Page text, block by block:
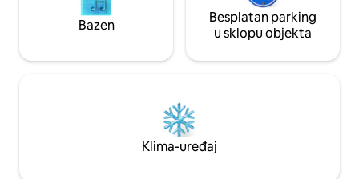
Bazen
Besplatan parking
u sklopu objekta
Klima-uređaj